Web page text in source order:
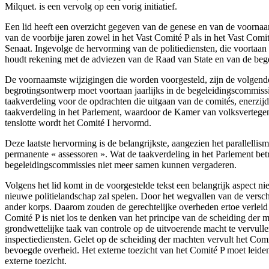
Milquet. is een vervolg op een vorig initiatief.
Een lid heeft een overzicht gegeven van de genese en van de
van de voorbije jaren zowel in het Vast Comité P als in het Vast
Senaat. Ingevolge de hervorming van de politiediensten, die
houdt rekening met de adviezen van de Raad van State en van de
De voornaamste wijzigingen die worden voorgesteld, zijn de
begrotingsontwerp moet voortaan jaarlijks in de
taakverdeling voor de opdrachten die uitgaan van de comités,
taakverdeling in het Parlement, waardoor de Kamer van
tenslotte wordt het Comité I hervormd.
Deze laatste hervorming is de belangrijkste, aangezien het
permanente « assessoren ». Wat de taakverdeling in het Parlement
begeleidingscommissies niet meer samen kunnen vergaderen.
Volgens het lid komt in de voorgestelde tekst een belangrijk aspect
nieuwe politielandschap zal spelen. Door het wegvallen van de
ander korps. Daarom zouden de gerechtelijke overheden ertoe
Comité P is niet los te denken van het principe van de scheiding der
grondwettelijke taak van controle op de uitvoerende macht te
inspectiediensten. Gelet op de scheiding der machten vervult het
bevoegde overheid. Het externe toezicht van het Comité P moet
externe toezicht.